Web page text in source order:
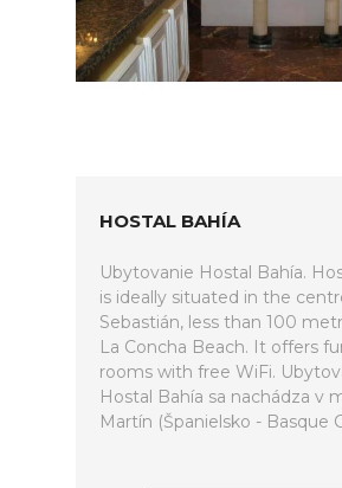
HOSTAL BAHÍA
Ubytovanie Hostal Bahía.
is ideally situated in the
Sebastián, less than 100
La Concha Beach. It offers
rooms with free WiFi.
Hostal Bahía sa nachádza v
Martín (Španielsko - Basque